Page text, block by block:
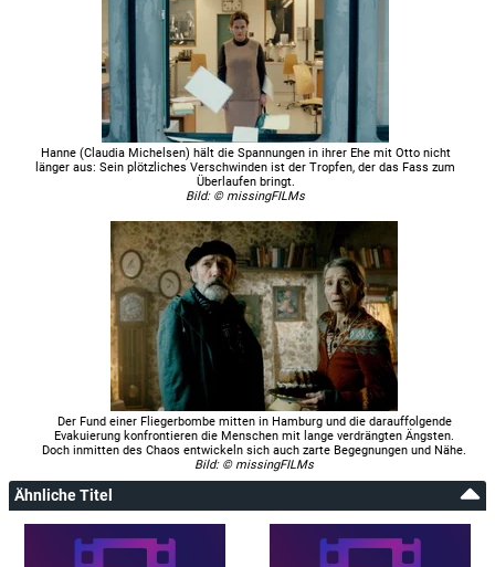
Hanne (Claudia Michelsen) hält die Spannungen in ihrer Ehe mit Otto nicht
länger aus: Sein plötzliches Verschwinden ist der Tropfen, der das Fass zum
Überlaufen bringt.
Bild: © missingFILMs
Der Fund einer Fliegerbombe mitten in Hamburg und die darauffolgende
Evakuierung konfrontieren die Menschen mit lange verdrängten Ängsten.
Doch inmitten des Chaos entwickeln sich auch zarte Begegnungen und Nähe.
Bild: © missingFILMs
Ähnliche Titel